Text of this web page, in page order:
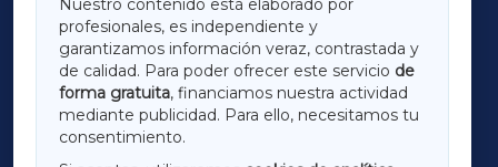
Nuestro contenido está elaborado por
profesionales, es independiente y
garantizamos información veraz, contrastada y
de calidad. Para poder ofrecer este servicio de
forma gratuita, financiamos nuestra actividad
mediante publicidad. Para ello, necesitamos tu
consentimiento.
LUGOXA
TERRACHAXA